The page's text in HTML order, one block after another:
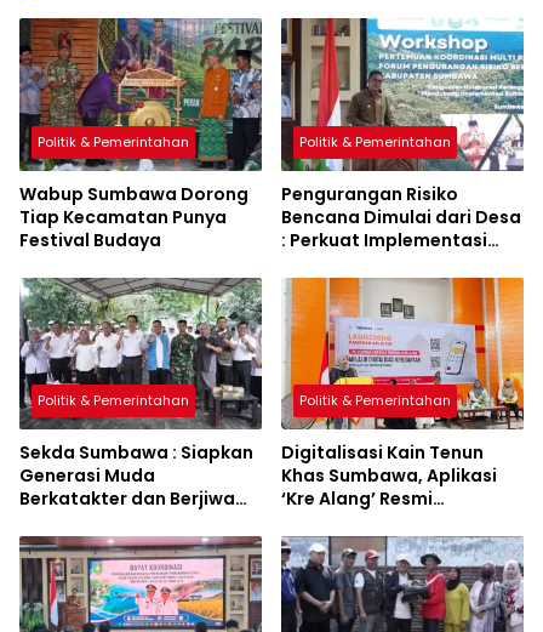
Politik & Pemerintahan
Wabup Sumbawa Dorong
Tiap Kecamatan Punya
Festival Budaya
Politik & Pemerintahan
Pengurangan Risiko
Bencana Dimulai dari Desa
: Perkuat Implementasi
Politik & Pemerintahan
Sekda Sumbawa : Siapkan
Generasi Muda
Berkatakter dan Berjiwa
Politik & Pemerintahan
Digitalisasi Kain Tenun
Khas Sumbawa, Aplikasi
‘Kre Alang’ Resmi